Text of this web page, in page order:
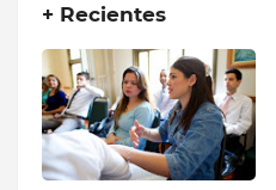
+ Recientes